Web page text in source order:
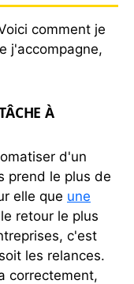
comment je
j'accompagne,
À
d'un
prend le plus de
elle que une
retour le plus
c'est
les relances.
correctement,